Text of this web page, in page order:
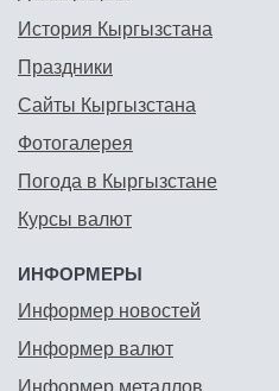
История Кыргызстана
Праздники
Сайты Кыргызстана
Фотогалерея
Погода в Кыргызстане
Курсы валют
ИНФОРМЕРЫ
Информер новостей
Информер валют